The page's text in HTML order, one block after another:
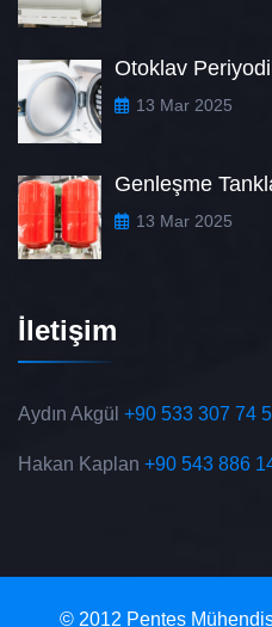
Otoklav
13 Mar 2025
Genleşme
13 Mar 2025
İletişim
Aydın Akgül +90 533 307 74
Hakan Kaplan +90 543 886
© 2012 Pentes